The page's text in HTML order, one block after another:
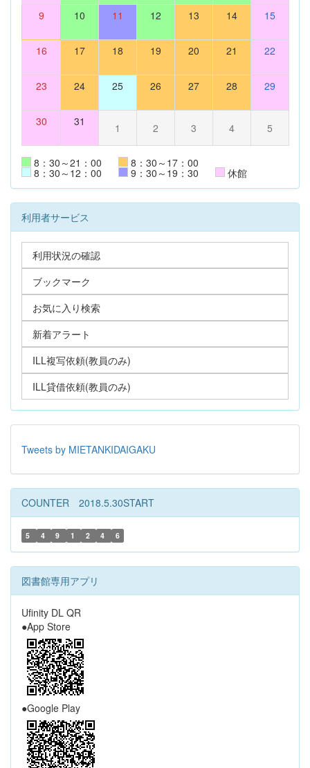
9 10 11 12 13 14 15
16 17 18 19 20 21 22
23 24 25 26 27 28 29
30 31 1 2 3 4 5
8：30～21：00 8：30～17：00
8：30～12：00 9：30～19：30 休館
利用者サービス
利用状況の確認
ブックマーク
お気に入り検索
新着アラート
ILL複写依頼(教員のみ)
ILL貸借依頼(教員のみ)
Tweets by MIETANKIDAIGAKU
COUNTER 2018.5.30START
5 4 9 1 2 4 6
図書館専用アプリ
Ufinity DL QR
●App Store
●Google Play